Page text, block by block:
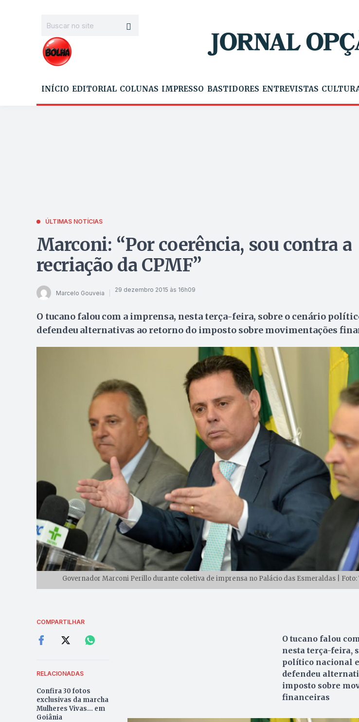
INÍCIO EDITORIAL COLUNAS IMPRESSO BASTIDORES ENTREVISTAS
ÚLTIMAS NOTÍCIAS
Marconi: “Por coerência, sou contra a
recriação da CPMF”
Marcelo Gouveia 29 dezembro 2015 às 16h09
O tucano falou com a imprensa, nesta terça-feira, sobre o cenário
defendeu alternativas ao retorno do imposto sobre movimentações
Governador Marconi Perillo durante coletiva de imprensa no Palácio das Esmeraldas | Foto:
COMPARTILHAR
RELACIONADAS
Confira 30 fotos
exclusivas da marcha
Mulheres Vivas... em
Goiânia
O tucano falou
nesta terça-feira,
político nacional e
defendeu
imposto sobre
financeiras